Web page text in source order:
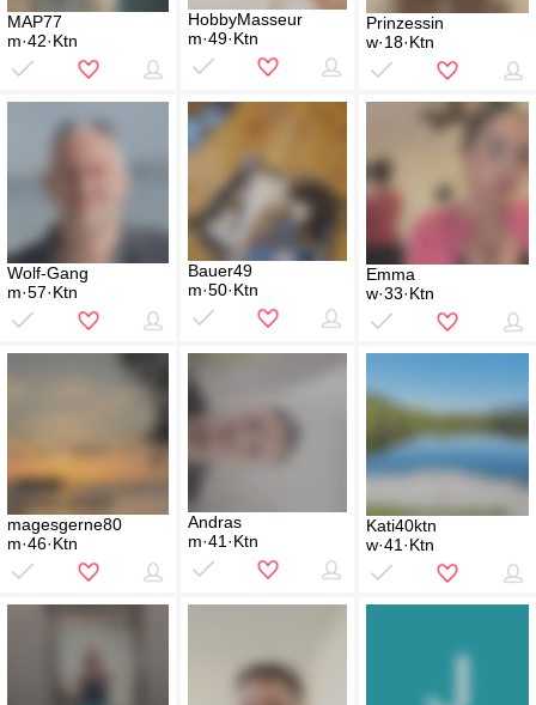
MAP77
m·42·Ktn
HobbyMasseur
m·49·Ktn
Prinzessin
w·18·Ktn
Wolf-Gang
m·57·Ktn
Bauer49
m·50·Ktn
Emma
w·33·Ktn
magesgerne80
m·46·Ktn
Andras
m·41·Ktn
Kati40ktn
w·41·Ktn